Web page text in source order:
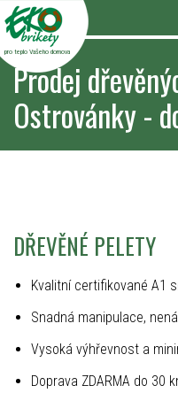
pro teplo Vašeho domova
Prodej
Ostrovánky -
DŘEVĚNÉ PELETY
Kvalitní certifikované A1
Snadná manipulace,
Vysoká výhřevnost a
Doprava ZDARMA do 30